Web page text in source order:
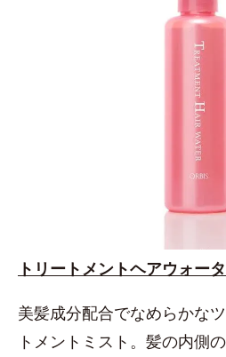
トリートメントヘアウォー
美髪成分配合でなめらかな
トメントミスト。髪の内側